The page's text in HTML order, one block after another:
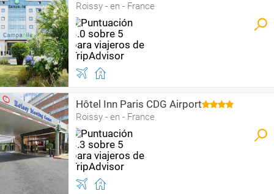
Roissy - en - France
Hôtel Inn Paris CDG Airport
Roissy - en - France